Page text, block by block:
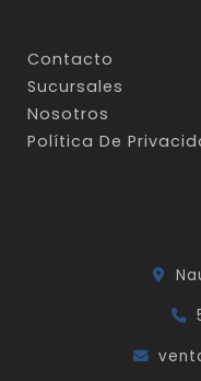
Contacto
Sucursales
Nosotros
Política De